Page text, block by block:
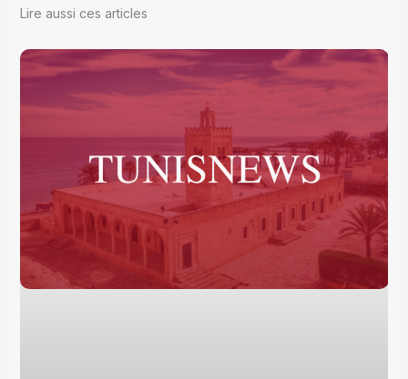
Lire aussi ces articles